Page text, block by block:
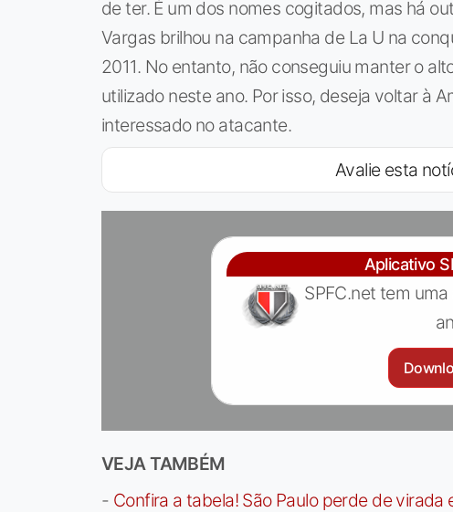
de ter. É um dos nomes cogitados, mas há
Vargas brilhou na campanha de La U na
2011. No entanto, não conseguiu manter o
utilizado neste ano. Por isso, deseja voltar à
interessado no atacante.
Avalie esta
Aplicativo
SPFC.net tem
VEJA TAMBÉM
- Confira a tabela! São Paulo perde de virada